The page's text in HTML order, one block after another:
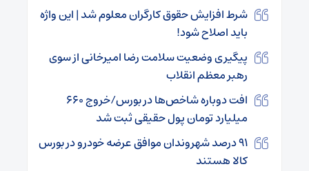
شرط افزایش حقوق کارگران معلوم شد | این واژه
باید اصلاح شود!
پیگیری وضعیت سلامت رضا امیرخانی از سوی
رهبر معظم انقلاب
افت دوباره شاخص‌ها در بورس/خروج ۶۶۰
میلیارد تومان پول حقیقی ثبت شد
۹۱ درصد شهروندان موافق عرضه خودرو در بورس
کالا هستند